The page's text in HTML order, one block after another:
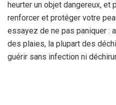
heurter un objet dangereux,
renforcer et protéger votre
essayez de ne pas paniquer :
des plaies, la plupart des
guérir sans infection ni